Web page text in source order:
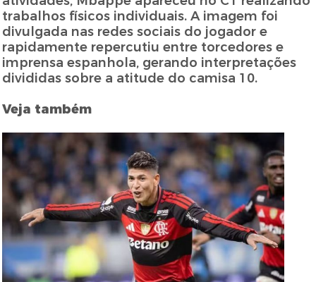
trabalhos físicos individuais. A imagem foi
divulgada nas redes sociais do jogador e
rapidamente repercutiu entre torcedores e
imprensa espanhola, gerando interpretações
divididas sobre a atitude do camisa 10.
Veja também